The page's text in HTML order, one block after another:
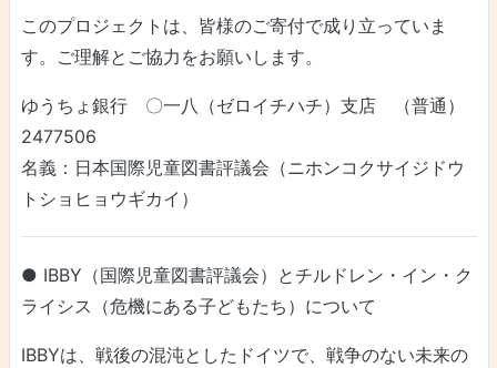
このプロジェクトは、皆様のご寄付で成り立っていま
す。ご理解とご協力をお願いします。
ゆうちょ銀行 〇一八（ゼロイチハチ）支店 （普通）
2477506
名義：日本国際児童図書評議会（ニホンコクサイジドウ
トショヒョウギカイ）
● IBBY（国際児童図書評議会）とチルドレン・イン・ク
ライシス（危機にある子どもたち）について
IBBYは、戦後の混沌としたドイツで、戦争のない未来の